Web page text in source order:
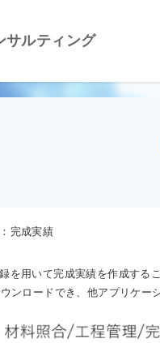
サルティング
完成実績
を用いて完成実績を作成する
ンロードでき、他アプリケー